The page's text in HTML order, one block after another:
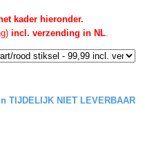
kader hieronder.
incl. verzending in NL.
TIJDELIJK NIET LEVERBAAR